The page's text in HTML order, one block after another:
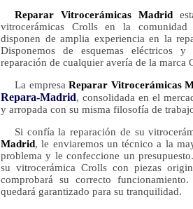
Reparar Vitrocerámicas Madrid
vitrocerámicas Crolls en la
disponen de amplia experiencia en la
Disponemos de esquemas eléctricos
reparación de cualquier avería de la marca
La empresaReparar Vitrocerámicas
Repara-Madrid, consolidada en el
y arropada con su misma filosofía de
Si confía la reparación de su
Madrid, le enviaremos un técnico a la
problema y le confeccione un
su vitrocerámica Crolls con piezas
comprobará su correcto
quedará garantizado para su tranquilidad.